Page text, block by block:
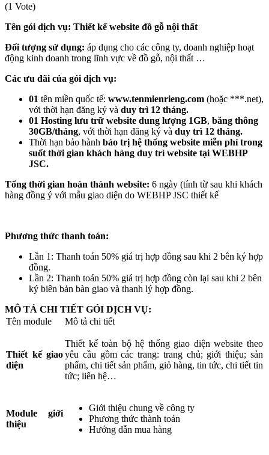
(1 Vote)
Tên gói dịch vụ: Thiết kế website đồ gỗ nội thất
Đối tượng sử dụng: áp dụng cho các công ty, doanh nghiệp hoạt
động kinh doanh trong lĩnh vực về đồ gỗ, nội thất …
Các ưu đãi của gói dịch vụ:
01 tên miền quốc tế: www.tenmienrieng.com (hoặc ***.net),
với thời hạn đăng ký và duy trì 12 tháng.
01 Hosting lưu trữ website dung lượng 1GB, băng thông
30GB/tháng, với thời hạn đăng ký và duy trì 12 tháng.
Thời hạn bảo hành bảo trị hệ thống website miễn phí trong
suốt thời gian khách hàng duy trì website tại WEBHP
JSC.
Tổng thời gian hoàn thành website: 6 ngày (tính từ sau khi khách
hàng đồng ý với mẫu giao diện do WEBHP JSC thiết kế
Phương thức thanh toán:
Lần 1: Thanh toán 50% giá trị hợp đồng sau khi 2 bên ký hợp
đồng.
Lần 2: Thanh toán 50% giá trị hợp đồng còn lại sau khi 2 bên
ký biên bản bàn giao và thanh lý hợp đồng.
MÔ TẢ CHI TIẾT GÓI DỊCH VỤ:
Tên module
Mô tả chi tiết
Thiết kế giao
diện
Thiết kế toàn bộ hệ thống giao diện website theo
yêu cầu gồm các trang: trang chủ; giới thiệu; sản
phẩm, chi tiết sản phẩm, giỏ hàng, tin tức, chi tiết tin
tức; liên hệ…
Module giới
thiệu
Giới thiệu chung về công ty
Phương thức thành toán
Hướng dẫn mua hàng